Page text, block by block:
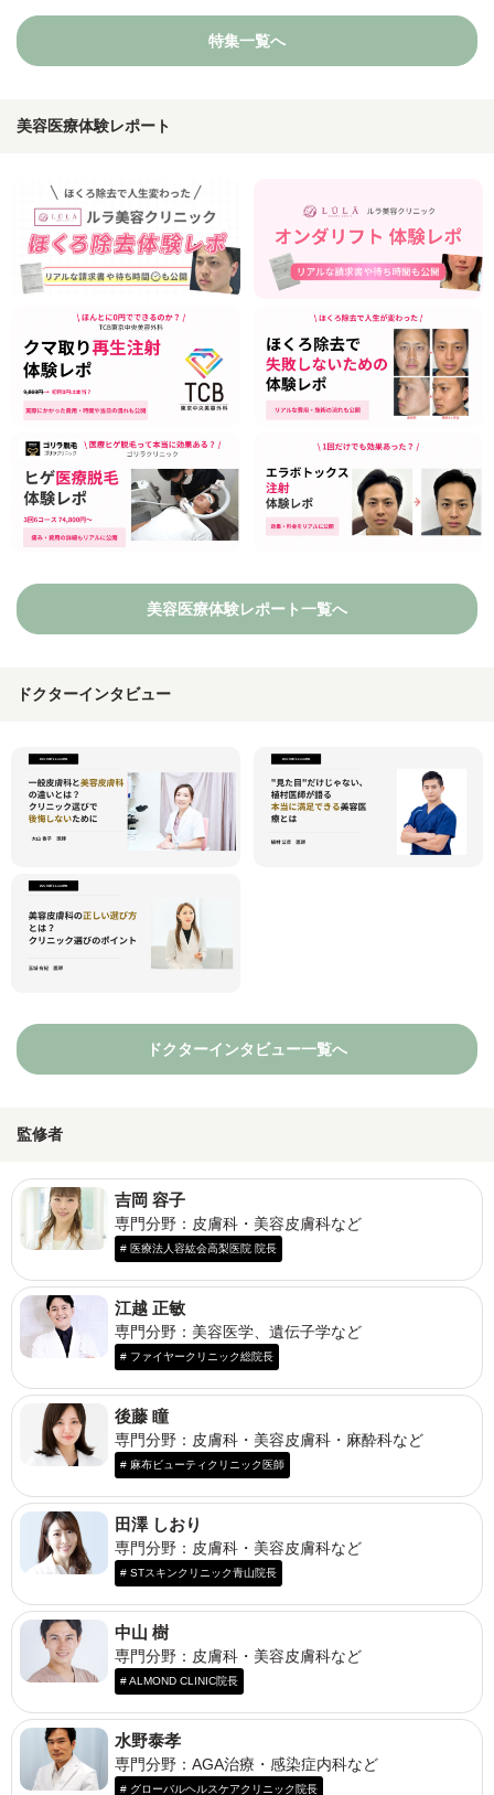
特集一覧へ
美容医療体験レポート
美容医療体験レポート一覧へ
ドクターインタビュー
ドクターインタビュー一覧へ
監修者
吉岡 容子
専門分野：皮膚科・美容皮膚科など
# 医療法人容紘会高梨医院 院長
江越 正敏
専門分野：美容医学、遺伝子学など
# ファイヤークリニック総院長
後藤 瞳
専門分野：皮膚科・美容皮膚科・麻酔科など
# 麻布ビューティクリニック医師
田澤 しおり
専門分野：皮膚科・美容皮膚科など
# STスキンクリニック青山院長
中山 樹
専門分野：皮膚科・美容皮膚科など
# ALMOND CLINIC院長
水野泰孝
専門分野：AGA治療・感染症内科など
# グローバルヘルスケアクリニック院長